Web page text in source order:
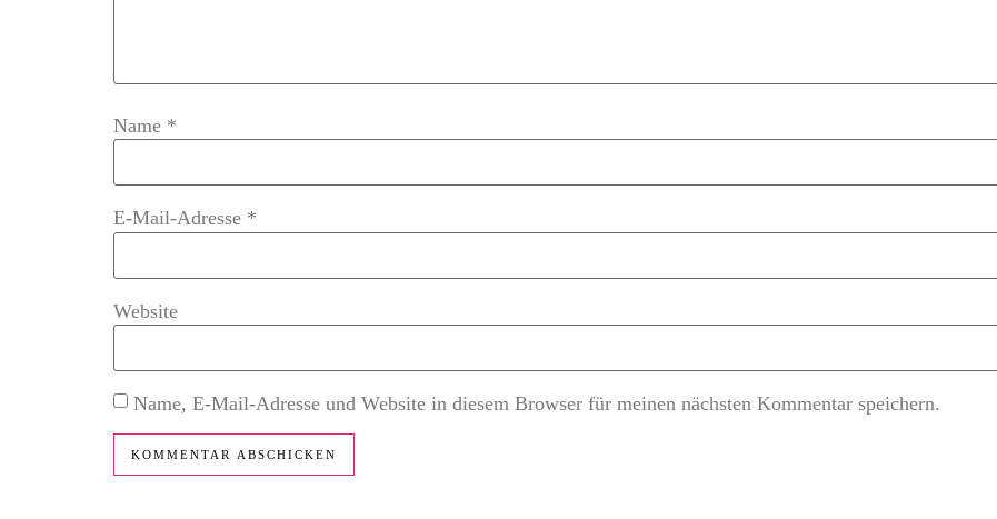
Name *
E-Mail-Adresse *
Website
Name, E-Mail-Adresse und Website in diesem Browser für meinen nächsten Kommentar speichern.